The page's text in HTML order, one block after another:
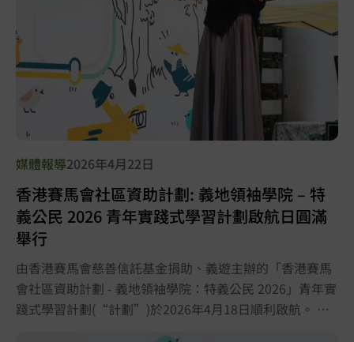
媒體報導2026年4月22日
香港賽馬會社區資助計劃: 義地領袖學院 – 特
義公民 2026 青年實踐式學習計劃啟航日圓滿
舉行
由香港賽馬會慈善信託基金捐助、義遊主辦的「香港賽馬
會社區資助計劃 - 義地領袖學院：特義公民 2026」青年實
踐式學習計劃(“計劃”)於2026年4月18日順利啟航。 活